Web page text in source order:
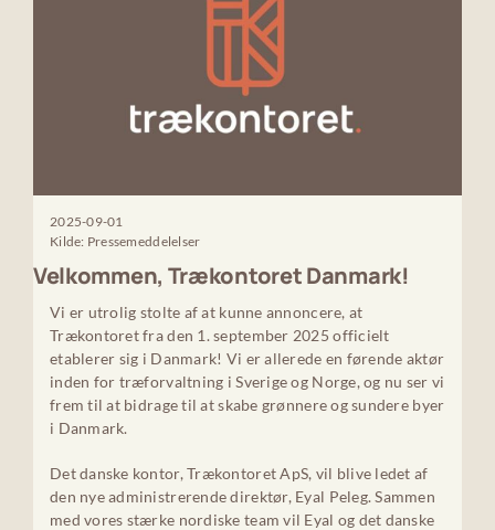
2025-09-01
Kilde: Pressemeddelelser
Velkommen, Trækontoret Danmark!
Vi er utrolig stolte af at kunne annoncere, at
Trækontoret fra den 1. september 2025 officielt
etablerer sig i Danmark! Vi er allerede en førende aktør
inden for træforvaltning i Sverige og Norge, og nu ser vi
frem til at bidrage til at skabe grønnere og sundere byer
i Danmark.
Det danske kontor, Trækontoret ApS, vil blive ledet af
den nye administrerende direktør, Eyal Peleg. Sammen
med vores stærke nordiske team vil Eyal og det danske